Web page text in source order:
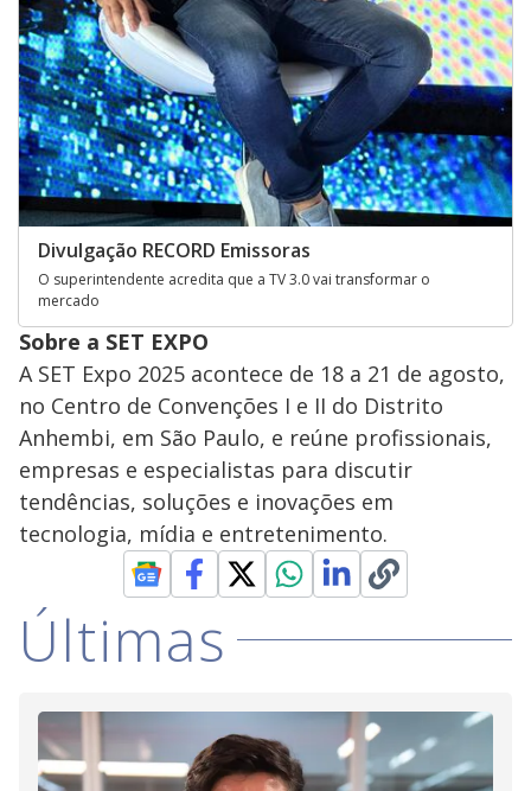
Divulgação RECORD Emissoras
O superintendente acredita que a TV 3.0 vai transformar o
mercado
Sobre a SET EXPO
A SET Expo 2025 acontece de 18 a 21 de agosto,
no Centro de Convenções I e II do Distrito
Anhembi, em São Paulo, e reúne profissionais,
empresas e especialistas para discutir
tendências, soluções e inovações em
tecnologia, mídia e entretenimento.
Últimas